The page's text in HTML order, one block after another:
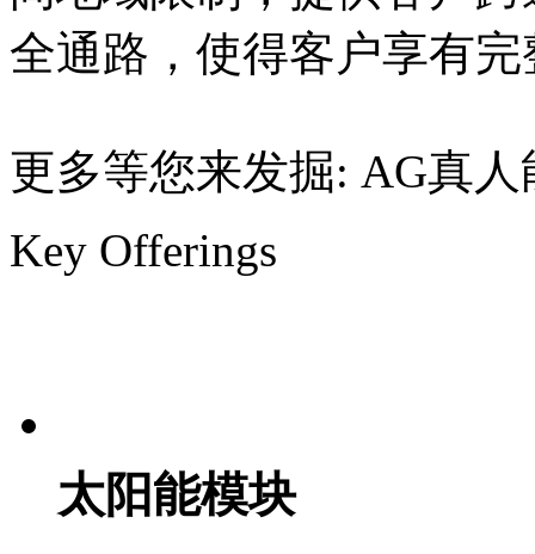
全通路，使得客户享有
更多等您来发掘: AG真人
Key Offerings
太阳能模块